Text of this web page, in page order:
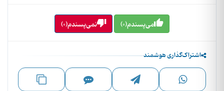
می‌پسندم(0) نمی‌پسندم(0)
اشتراک‌گذاری هوشمند